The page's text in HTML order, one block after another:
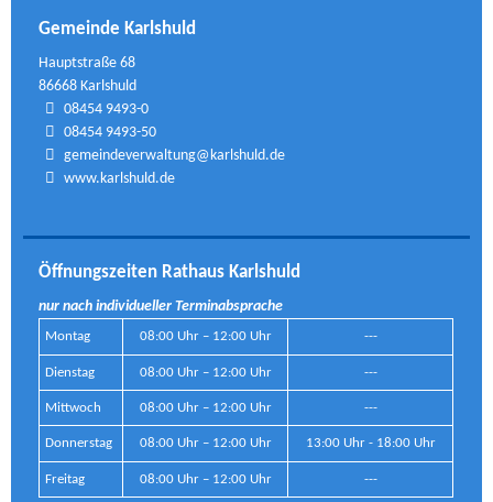
Gemeinde Karlshuld
Hauptstraße 68
86668 Karlshuld
08454 9493-0
08454 9493-50
gemeindeverwaltung@karlshuld.de
www.karlshuld.de
Öffnungszeiten Rathaus Karlshuld
nur nach individueller Terminabsprache
Montag 08:00 Uhr – 12:00 Uhr ---
Dienstag 08:00 Uhr – 12:00 Uhr ---
Mittwoch 08:00 Uhr – 12:00 Uhr ---
Donnerstag 08:00 Uhr – 12:00 Uhr 13:00 Uhr - 18:00 Uhr
Freitag 08:00 Uhr – 12:00 Uhr ---